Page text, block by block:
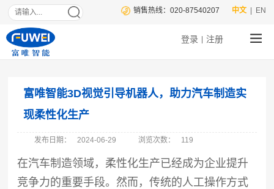
| EN
中文
销售热线：020-87540207
登录 注册
富唯智能3D视觉引导机器人，助力汽车制造实
现柔性化生产
发布日期： 2024-06-29 浏览次数： 119
在汽车制造领域，柔性化生产已经成为企业提升
竞争力的重要手段。然而，传统的人工操作方式